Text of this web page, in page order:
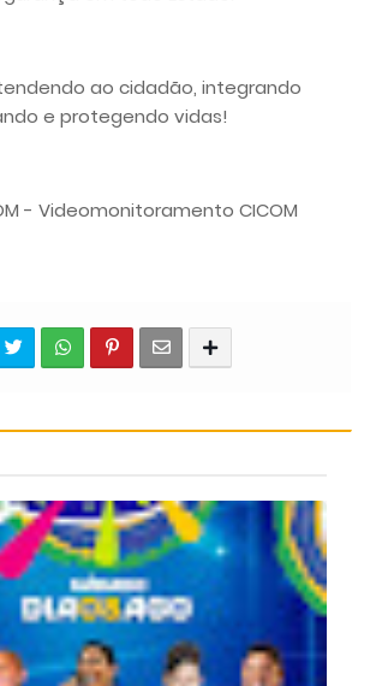
ao cidadão, integrando
e protegendo vidas!
- Videomonitoramento CICOM